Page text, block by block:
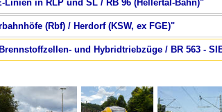
in RLP und SL / RB 96 (Hellertal-Bahn)"
(Rbf) / Herdorf (KSW, ex FGE)"
und Hybridtriebzüge / BR 563 -